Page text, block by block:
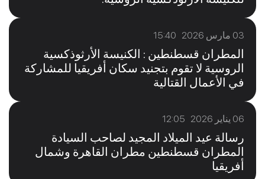
03 مارس 2026 15:40
المطران قسطنطين : الكنيسة الأرثوذكسية
الروسية لا تقوم بتجنيد سكان أفريقيا للمشاركة
في الأعمال القتالية
06 يناير 2026 12:05
رسالة عيد الميلاد المجيد لصاحب السيادة
المطران قسطنطين مطران القاهرة وشمال
أفريقيا